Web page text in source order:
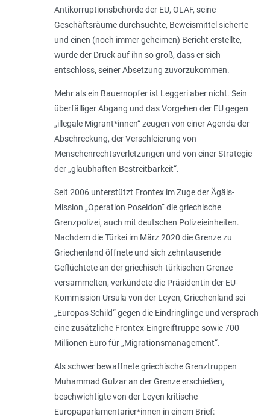
Antikorruptionsbehörde der EU, OLAF, seine
Geschäftsräume durchsuchte, Beweismittel sicherte
und einen (noch immer geheimen) Bericht erstellte,
wurde der Druck auf ihn so groß, dass er sich
entschloss, seiner Absetzung zuvorzukommen.
Mehr als ein Bauernopfer ist Leggeri aber nicht. Sein
überfälliger Abgang und das Vorgehen der EU gegen
„illegale Migrant*innen“ zeugen von einer Agenda der
Abschreckung, der Verschleierung von
Menschenrechtsverletzungen und von einer Strategie
der „glaubhaften Bestreitbarkeit“.
Seit 2006 unterstützt Frontex im Zuge der Ägäis-
Mission „Operation Poseidon“ die griechische
Grenzpolizei, auch mit deutschen Polizeieinheiten.
Nachdem die Türkei im März 2020 die Grenze zu
Griechenland öffnete und sich zehntausende
Geflüchtete an der griechisch-türkischen Grenze
versammelten, verkündete die Präsidentin der EU-
Kommission Ursula von der Leyen, Griechenland sei
„Europas Schild“ gegen die Eindringlinge und versprach
eine zusätzliche Frontex-Eingreiftruppe sowie 700
Millionen Euro für „Migrationsmanagement“.
Als schwer bewaffnete griechische Grenztruppen
Muhammad Gulzar an der Grenze erschießen,
beschwichtigte von der Leyen kritische
Europaparlamentarier*innen in einem Brief: